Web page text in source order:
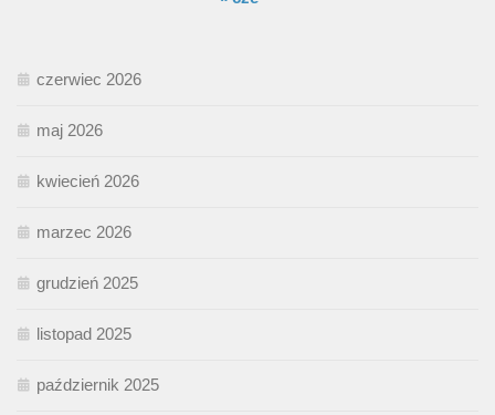
czerwiec 2026
maj 2026
kwiecień 2026
marzec 2026
grudzień 2025
listopad 2025
październik 2025